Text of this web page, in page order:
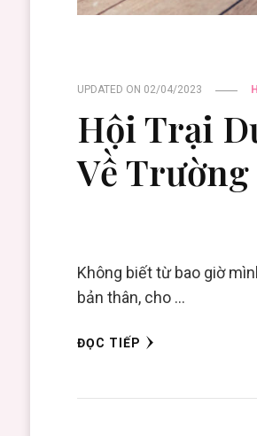
UPDATED ON 02/04/2023
Hội Trại
Về Trường
Không biết từ bao giờ
bản thân, cho …
ĐỌC TIẾP